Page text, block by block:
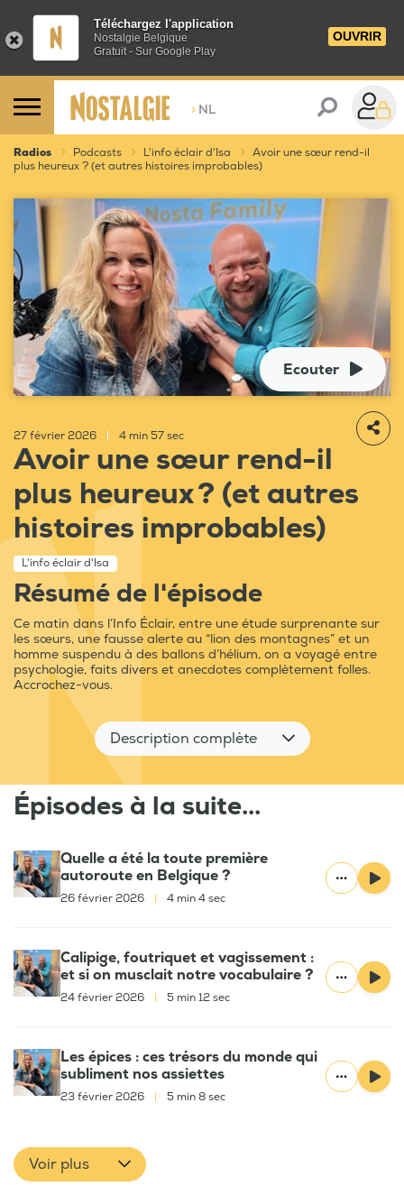
Téléchargez l'application
Nostalgie Belgique
Gratuit - Sur Google Play
OUVRIR
> NL
Radios Podcasts L'info éclair d'Isa
Avoir une sœur rend-il
plus heureux ? (et autres histoires improbables)
Ecouter
27 février 2026 4 min 57 sec
Avoir une sœur rend-il
plus heureux ? (et autres
histoires improbables)
L'info éclair d'Isa
Résumé de l'épisode
Ce matin dans l’Info Éclair, entre une étude surprenante sur
les sœurs, une fausse alerte au “lion des montagnes” et un
homme suspendu à des ballons d’hélium, on a voyagé entre
psychologie, faits divers et anecdotes complètement folles.
Accrochez-vous.
Description complète
Épisodes à la suite...
Quelle a été la toute première
autoroute en Belgique ?
26 février 2026 4 min 4 sec
Calipige, foutriquet et vagissement :
et si on musclait notre vocabulaire ?
24 février 2026 5 min 12 sec
Les épices : ces trésors du monde qui
subliment nos assiettes
23 février 2026 5 min 8 sec
Voir plus